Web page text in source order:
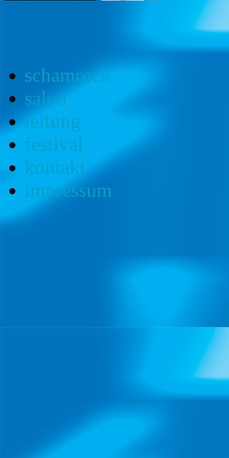
schamrock
salon
leitung
festival
kontakt
impressum